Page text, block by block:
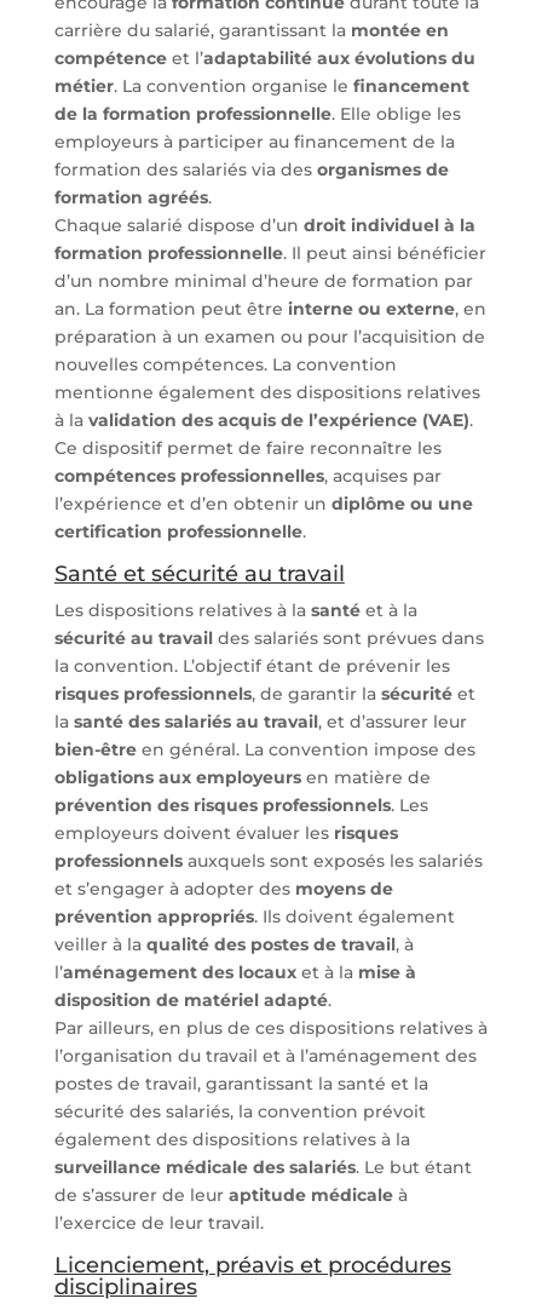
carrière du salarié, garantissant la montée en
compétenceet l’adaptabilité aux évolutions du
métier. La convention organise le financement
de la formation professionnelle. Elle oblige les
employeurs à participer au financement de la
formation des salariés via des organismes de
formation agréés.
Chaque salarié dispose d’un droit individuel à la
formation professionnelle. Il peut ainsi bénéficier
d’un nombre minimal d’heure de formation par
an. La formation peut être interne ou externe, en
préparation à un examen ou pour l’acquisition de
nouvelles compétences. La convention
mentionne également des dispositions relatives
à la validation des acquis de l’expérience (VAE).
Ce dispositif permet de faire reconnaître les
compétences professionnelles, acquises par
l’expérience et d’en obtenir un diplôme ou une
certification professionnelle.
Santé et sécurité au travail
Les dispositions relatives à la santéet à la
sécurité au travaildes salariés sont prévues dans
la convention. L’objectif étant de prévenir les
risques professionnels, de garantir la sécuritéet
la santé des salariés au travail, et d’assurer leur
bien-êtreen général. La convention impose des
obligations aux employeursen matière de
prévention des risques professionnels. Les
employeurs doivent évaluer les risques
professionnelsauxquels sont exposés les salariés
et s’engager à adopter des moyens de
prévention appropriés. Ils doivent également
veiller à la qualité des postes de travail, à
l’aménagement des locauxet à la mise à
disposition de matériel adapté.
Par ailleurs, en plus de ces dispositions relatives à
l’organisation du travail et à l’aménagement des
postes de travail, garantissant la santé et la
sécurité des salariés, la convention prévoit
également des dispositions relatives à la
surveillance médicale des salariés. Le but étant
de s’assurer de leur aptitude médicaleà
l’exercice de leur travail.
Licenciement, préavis et procédures
disciplinaires